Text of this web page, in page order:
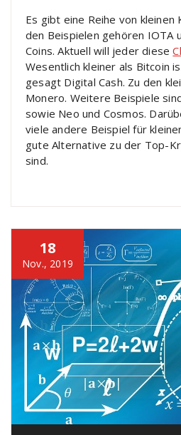
Es gibt eine Reihe von kleinen
den Beispielen gehören IOTA
Coins. Aktuell will jeder diese
Wesentlich kleiner als Bitcoin
gesagt Digital Cash. Zu den
Monero. Weitere Beispiele
sowie Neo und Cosmos.
viele andere Beispiel für
gute Alternative zu der Top-
sind.
18
Nov., 2019